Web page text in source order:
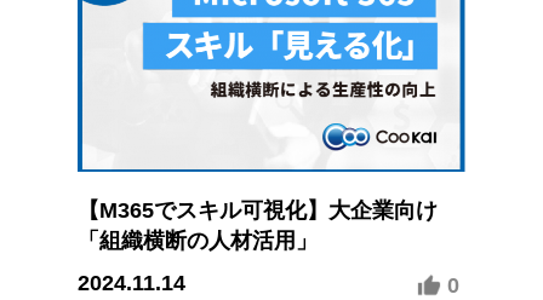
【M365でスキル可視化】大企業向け
「組織横断の人材活用」
2024.11.14
0